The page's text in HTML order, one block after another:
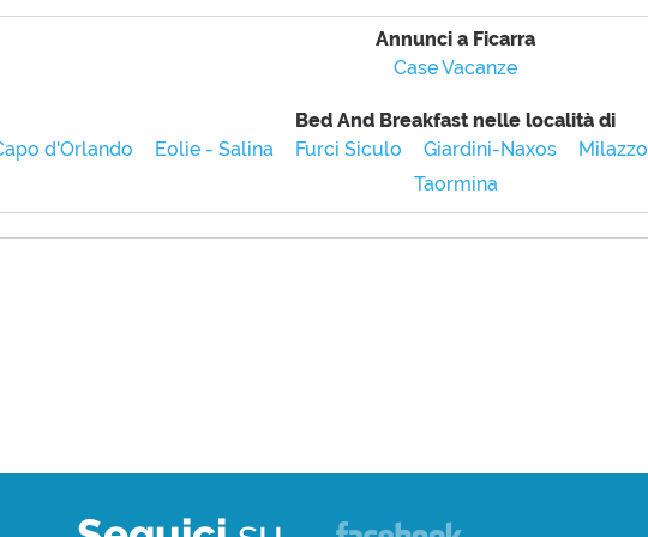
Annunci a Ficarra
Case Vacanze
Bed And Breakfast nelle località di
d'Orlando
Eolie - Salina Furci Siculo Giardini-Naxos Milazzo
Taormina